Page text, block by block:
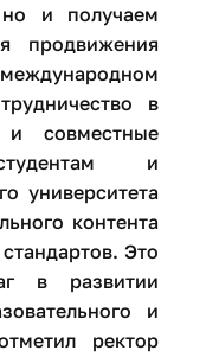
и получаем
продвижения
в
и совместные
и
университета
контента
Это
в развитии
и
ректор